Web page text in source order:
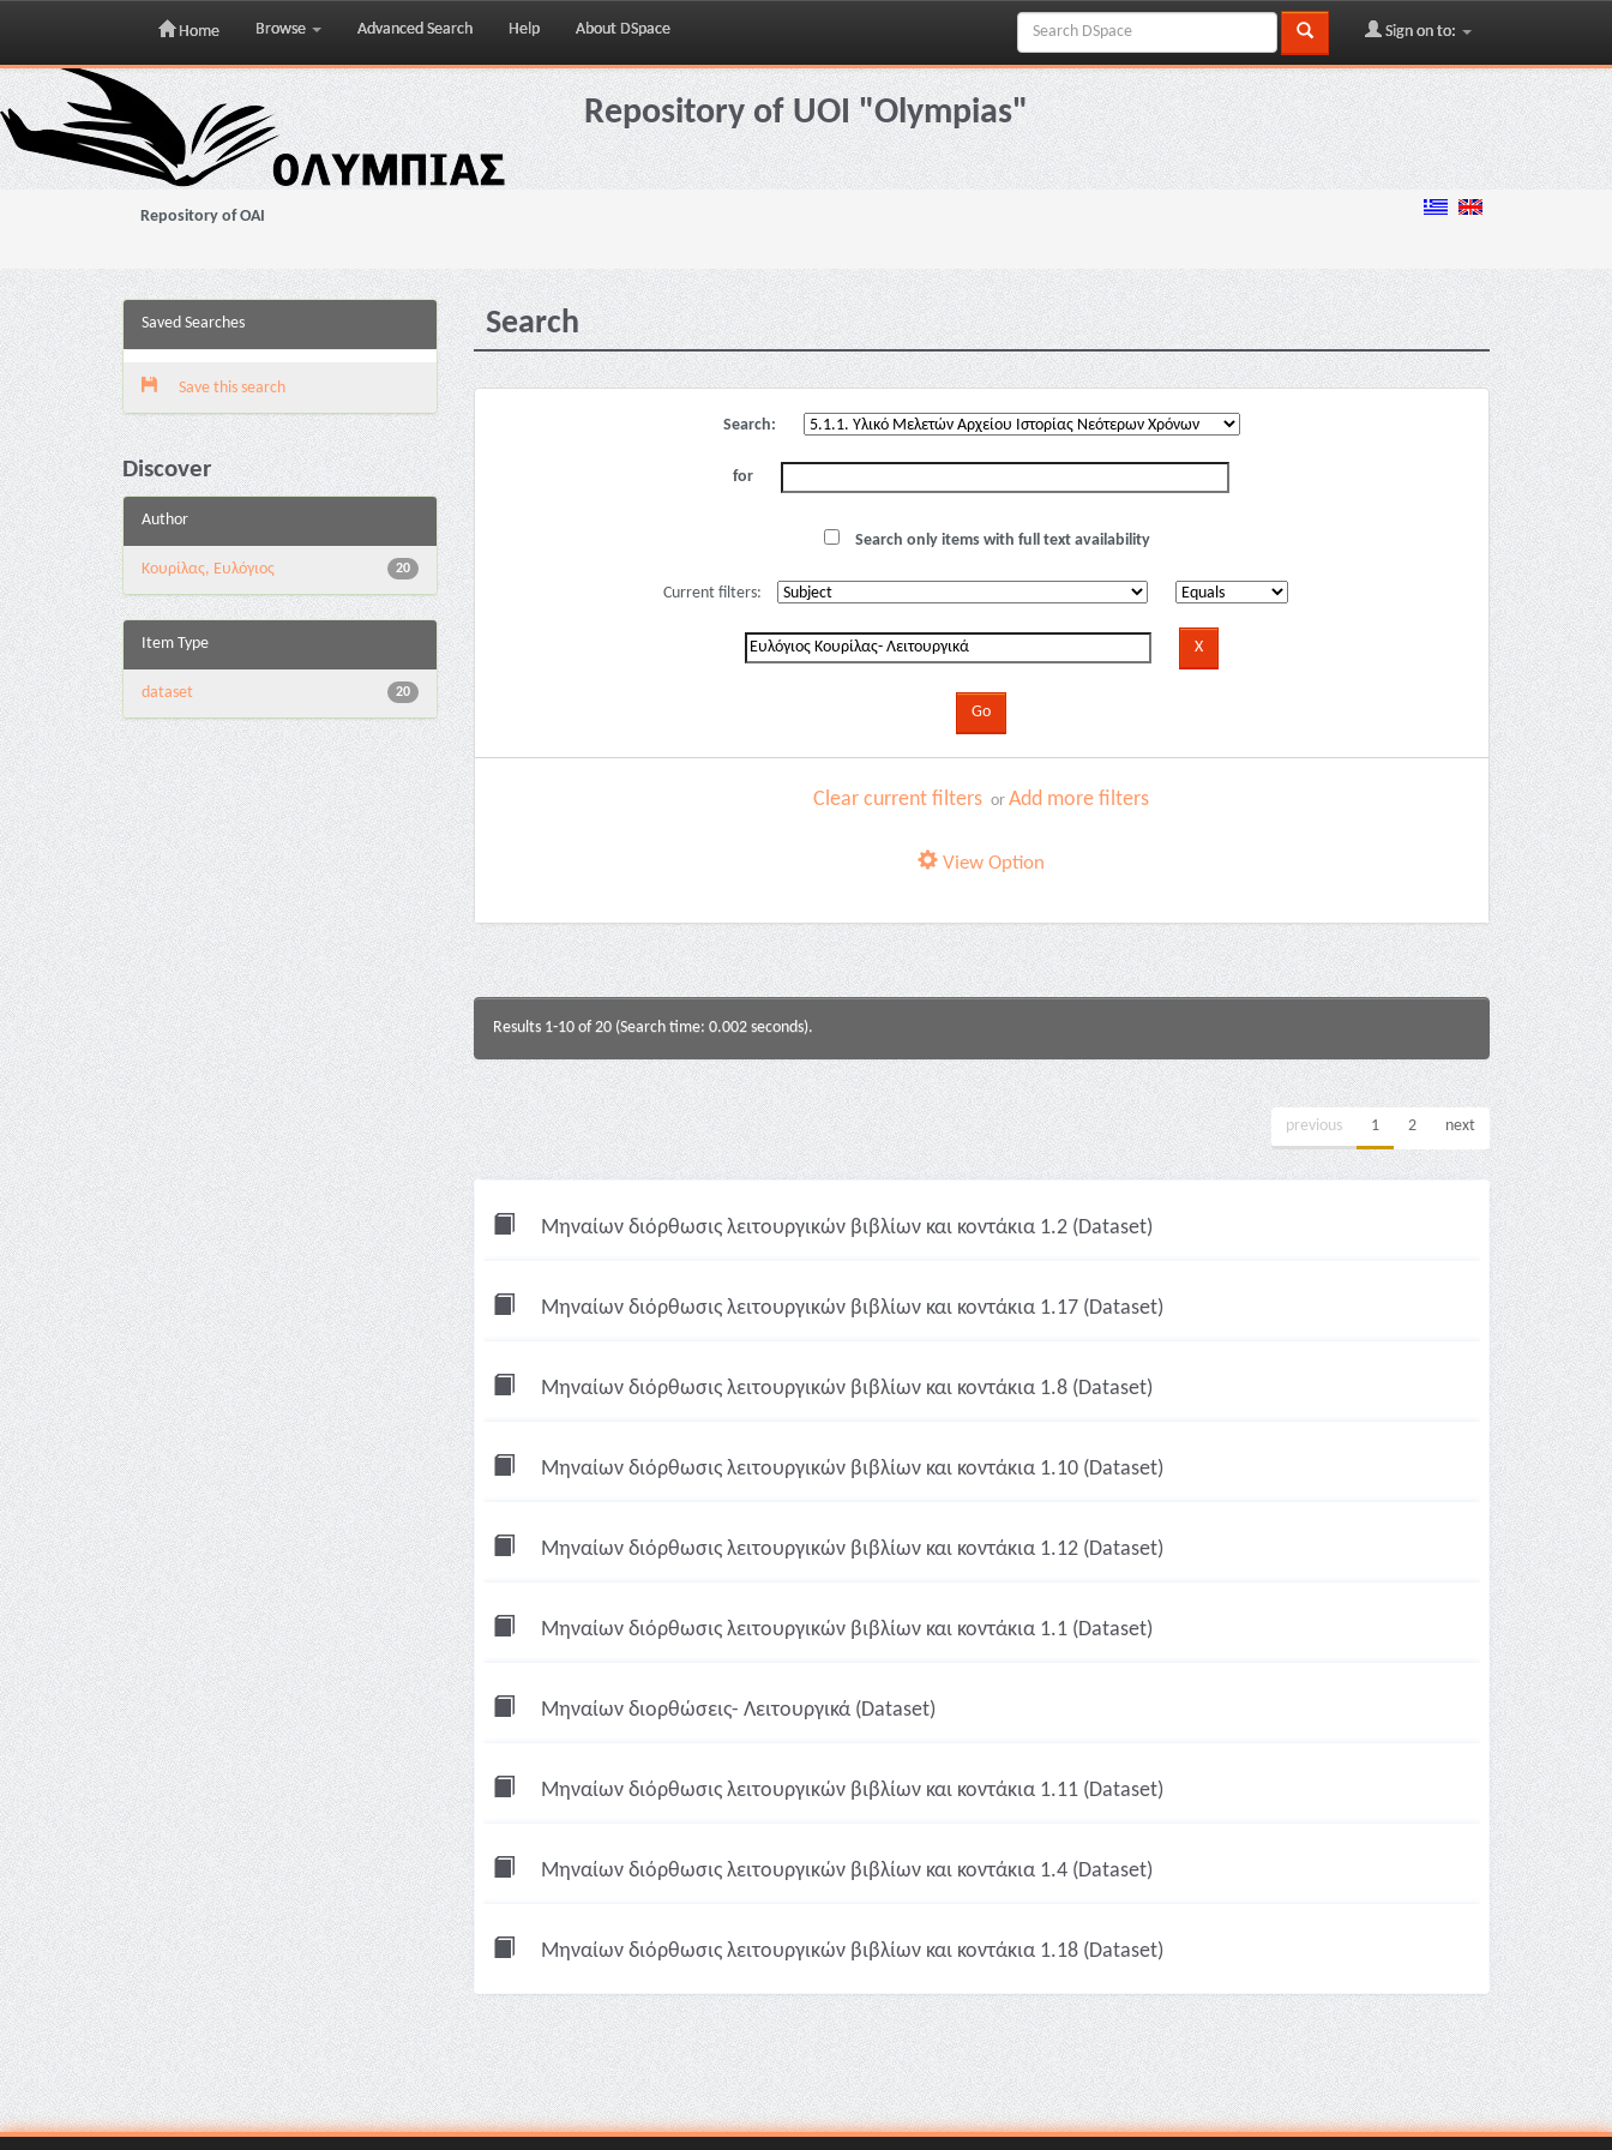
Skip
navigation
Home Browse Advanced Search Help About DSpace Sign on to:
Repository of UOI "Olympias"
Repository of OAI
Saved Searches
Save this search
Discover
Author
20
Κουρίλας, Ευλόγιος
Item Type
20
dataset
Search
Search:
for
Search only items with full text availability
Current filters:
Clear current filters orAdd more filters
View Option
Results 1-10 of 20 (Search time: 0.002 seconds).
previous 1 2 next
Μηναίων διόρθωσις λειτουργικών βιβλίων και κοντάκια 1.2 (Dataset)
Μηναίων διόρθωσις λειτουργικών βιβλίων και κοντάκια 1.17 (Dataset)
Μηναίων διόρθωσις λειτουργικών βιβλίων και κοντάκια 1.8 (Dataset)
Μηναίων διόρθωσις λειτουργικών βιβλίων και κοντάκια 1.10 (Dataset)
Μηναίων διόρθωσις λειτουργικών βιβλίων και κοντάκια 1.12 (Dataset)
Μηναίων διόρθωσις λειτουργικών βιβλίων και κοντάκια 1.1 (Dataset)
Μηναίων διορθώσεις- Λειτουργικά (Dataset)
Μηναίων διόρθωσις λειτουργικών βιβλίων και κοντάκια 1.11 (Dataset)
Μηναίων διόρθωσις λειτουργικών βιβλίων και κοντάκια 1.4 (Dataset)
Μηναίων διόρθωσις λειτουργικών βιβλίων και κοντάκια 1.18 (Dataset)